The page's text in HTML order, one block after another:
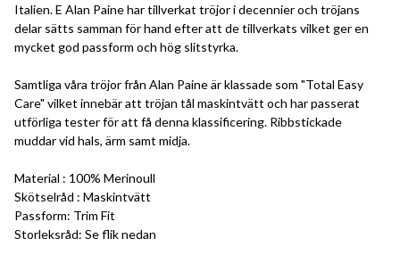
Italien. E Alan Paine har tillverkat tröjor i decennier och tröjans
delar sätts samman för hand efter att de tillverkats vilket ger en
mycket god passform och hög slitstyrka.
Samtliga våra tröjor från Alan Paine är klassade som "Total Easy
Care" vilket innebär att tröjan tål maskintvätt och har passerat
utförliga tester för att få denna klassificering. Ribbstickade
muddar vid hals, ärm samt midja.
Material : 100% Merinoull
Skötselråd : Maskintvätt
Passform: Trim Fit
Storleksråd: Se flik nedan